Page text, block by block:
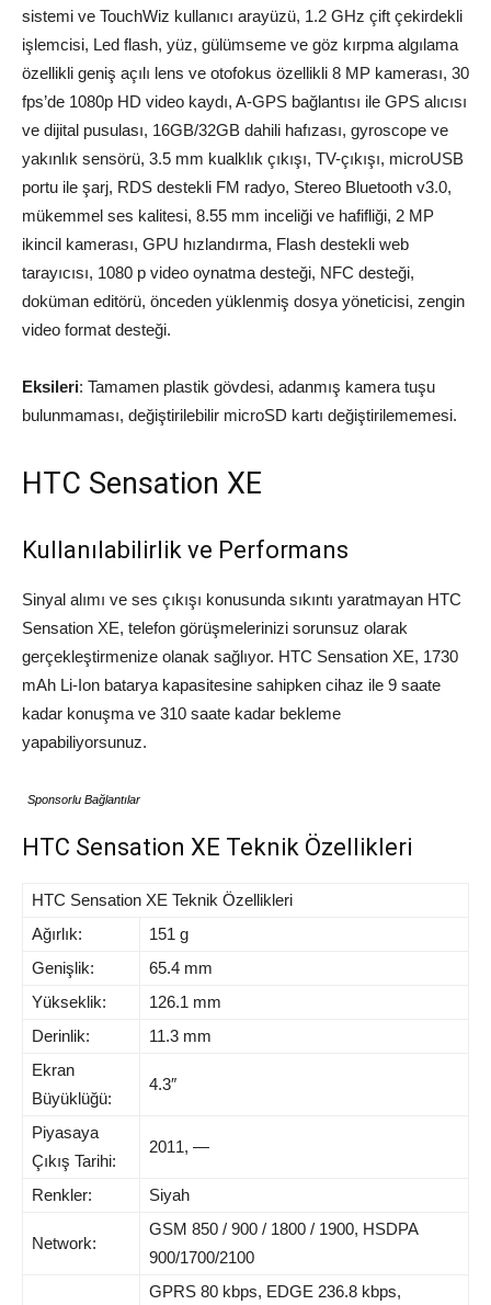
sistemi ve TouchWiz kullanıcı arayüzü, 1.2 GHz çift çekirdekli
işlemcisi, Led flash, yüz, gülümseme ve göz kırpma algılama
özellikli geniş açılı lens ve otofokus özellikli 8 MP kamerası, 30
fps’de 1080p HD video kaydı, A-GPS bağlantısı ile GPS alıcısı
ve dijital pusulası, 16GB/32GB dahili hafızası, gyroscope ve
yakınlık sensörü, 3.5 mm kualklık çıkışı, TV-çıkışı, microUSB
portu ile şarj, RDS destekli FM radyo, Stereo Bluetooth v3.0,
mükemmel ses kalitesi, 8.55 mm inceliği ve hafifliği, 2 MP
ikincil kamerası, GPU hızlandırma, Flash destekli web
tarayıcısı, 1080 p video oynatma desteği, NFC desteği,
doküman editörü, önceden yüklenmiş dosya yöneticisi, zengin
video format desteği.
Eksileri: Tamamen plastik gövdesi, adanmış kamera tuşu
bulunmaması, değiştirilebilir microSD kartı değiştirilememesi.
HTC Sensation XE
Kullanılabilirlik ve Performans
Sinyal alımı ve ses çıkışı konusunda sıkıntı yaratmayan HTC
Sensation XE, telefon görüşmelerinizi sorunsuz olarak
gerçekleştirmenize olanak sağlıyor. HTC Sensation XE, 1730
mAh Li-Ion batarya kapasitesine sahipken cihaz ile 9 saate
kadar konuşma ve 310 saate kadar bekleme
yapabiliyorsunuz.
Sponsorlu Bağlantılar
HTC Sensation XE Teknik Özellikleri
HTC Sensation XE Teknik Özellikleri
Ağırlık:
151 g
Genişlik:
65.4 mm
Yükseklik:
126.1 mm
Derinlik:
11.3 mm
Ekran
Büyüklüğü:
4.3″
Piyasaya
Çıkış Tarihi:
2011, —
Renkler: Siyah
Network:
GSM 850 / 900 / 1800 / 1900, HSDPA
900/1700/2100
GPRS 80 kbps, EDGE 236.8 kbps,